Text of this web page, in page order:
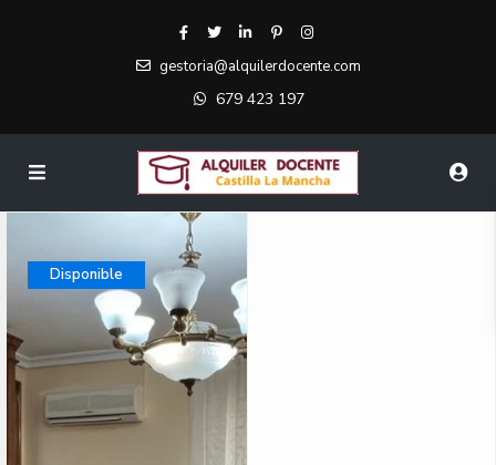
gestoria@alquilerdocente.com
679 423 197
Disponible